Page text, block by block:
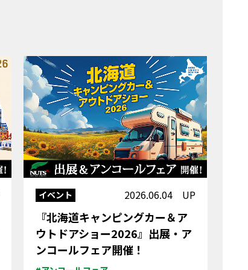
イベント 2026.06.04 UP
『北海道キャンピングカー＆ア
ウトドアショー2026』出展・ア
ンコールフェア開催！